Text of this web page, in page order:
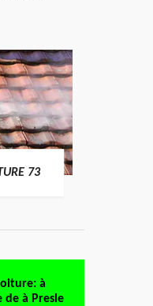
73
à
de à Presle